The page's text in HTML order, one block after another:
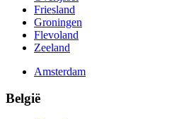
Friesland
Groningen
Flevoland
Zeeland
Amsterdam
België